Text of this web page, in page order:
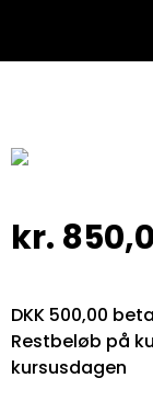
kr.
DKK 500,00
Restbeløb på
kursusdagen